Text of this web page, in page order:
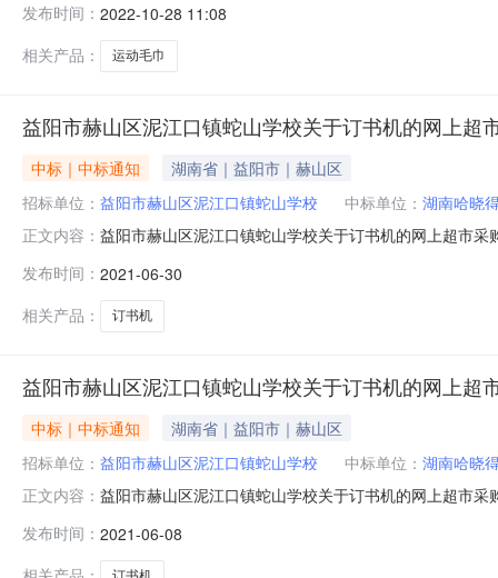
奇兵项目联系电话:/采购计划信息：项目所在行政区划编
发布时间： 2022-10-28 11:08
相关产品：
运动毛巾
益阳市赫山区泥江口镇蛇山学校关于订书机的网上超
中标｜中标通知
湖南省｜益阳市｜赫山区
招标单位： 益阳市赫山区泥江口镇蛇山学校 中标单位： 湖南哈晓
正文内容： 益阳市赫山区泥江口镇蛇山学校关于订书机的网上超市
务内容验收数量验收金额(元)验收标准\规格型号\技术标
发布时间： 2021-06-30
相关产品：
订书机
益阳市赫山区泥江口镇蛇山学校关于订书机的网上超
中标｜中标通知
湖南省｜益阳市｜赫山区
招标单位： 益阳市赫山区泥江口镇蛇山学校 中标单位： 湖南哈晓
正文内容： 益阳市赫山区泥江口镇蛇山学校关于订书机的网上超市
罗丰华项目联系电话:/采购计划文号:采购计划金额（元
发布时间： 2021-06-08